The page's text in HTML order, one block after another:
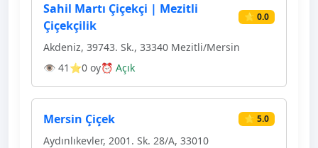
Sahil Martı Çiçekçi | Mezitli
Çiçekçilik
⭐ 0.0
Akdeniz, 39743. Sk., 33340 Mezitli/Mersin
👁 41 ⭐0 oy⏰ Açık
Mersin Çiçek ⭐ 5.0
Aydınlıkevler, 2001. Sk. 28/A, 33010